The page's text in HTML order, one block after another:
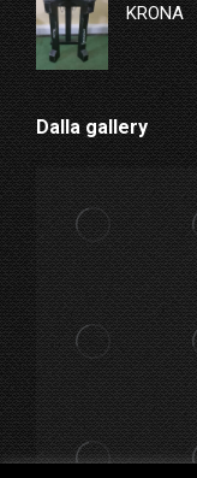
KRONA
Dalla gallery